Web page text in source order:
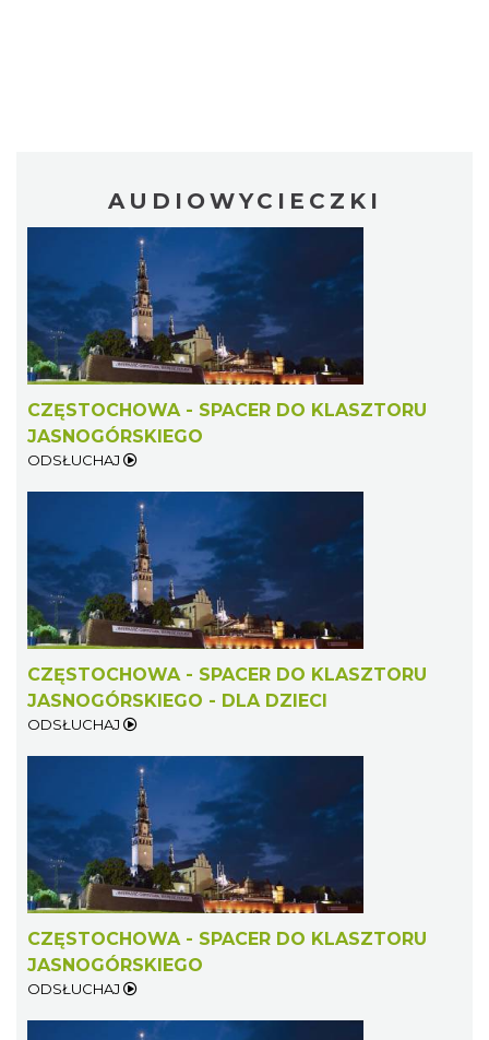
AUDIOWYCIECZKI
CZĘSTOCHOWA - SPACER DO KLASZTORU
JASNOGÓRSKIEGO
ODSŁUCHAJ
CZĘSTOCHOWA - SPACER DO KLASZTORU
JASNOGÓRSKIEGO - DLA DZIECI
ODSŁUCHAJ
CZĘSTOCHOWA - SPACER DO KLASZTORU
JASNOGÓRSKIEGO
ODSŁUCHAJ